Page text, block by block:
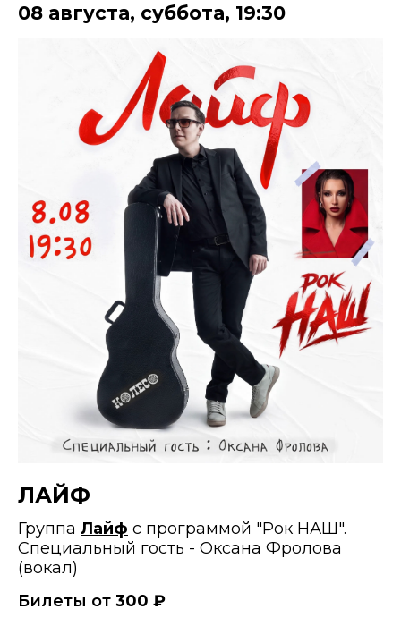
08 августа, суббота, 19:30
ЛАЙФ
Группа Лайф с программой "Рок НАШ".
Специальный гость - Оксана Фролова
(вокал)
Билеты от 300 ₽